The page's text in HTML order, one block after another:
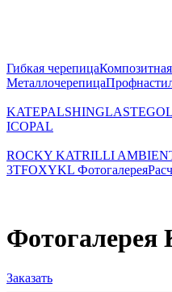
Гибкая черепица
Металлочерепица
KATEPALSHINGLAS
ICOPAL
ROCKY KATRILLI
3ТFOXYKL Фотогалерея
Фотогалерея
Заказать